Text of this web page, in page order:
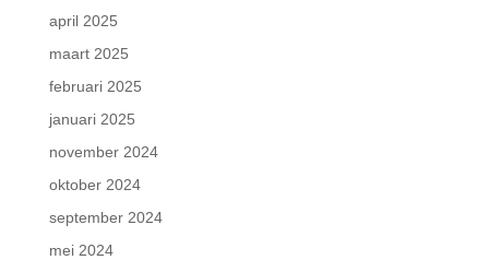
april 2025
maart 2025
februari 2025
januari 2025
november 2024
oktober 2024
september 2024
mei 2024